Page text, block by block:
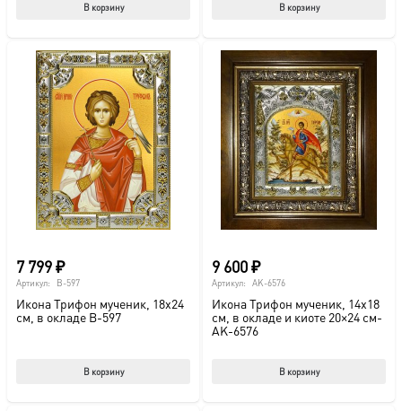
В корзину В корзину
7 799₽
Артикул: B-597
Икона Трифон мученик, 18х24
см, в окладе B-597
В корзину
9 600₽
Артикул: AK-6576
Икона Трифон мученик, 14х18
см, в окладе и киоте 20×24 см-
AK-6576
В корзину